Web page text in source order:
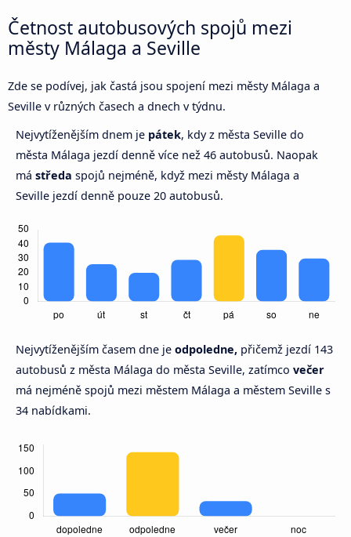
Četnost autobusových spojů mezi
městy Málaga a Seville
Zde se podívej, jak častá jsou spojení mezi městy Málaga a
Seville v různých časech a dnech v týdnu.
Nejvytíženějším dnem je pátek, kdy z města Seville do
města Málaga jezdí denně více než 46 autobusů. Naopak
má středa spojů nejméně, když mezi městy Málaga a
Seville jezdí denně pouze 20 autobusů.
Nejvytíženějším časem dne je odpoledne, přičemž jezdí 143
autobusů z města Málaga do města Seville, zatímco večer
má nejméně spojů mezi městem Málaga a městem Seville s
34 nabídkami.